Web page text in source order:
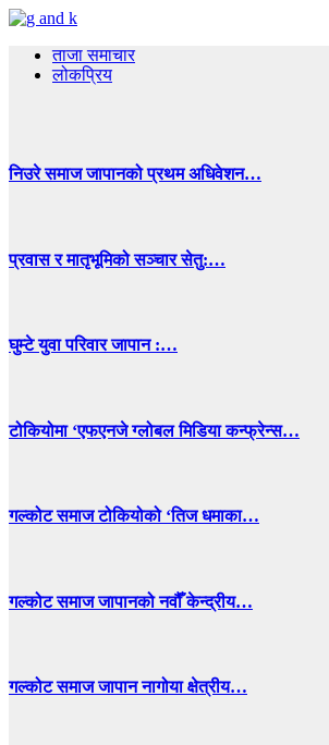
ताजा समाचार
लोकप्रिय
निउरे समाज जापानको प्रथम अधिवेशन…
प्रवास र मातृभूमिको सञ्चार सेतु:…
घुम्टे युवा परिवार जापान :…
टोकियोमा ‘एफएनजे ग्लोबल मिडिया कन्फ्रेन्स…
गल्कोट समाज टोकियोको ‘तिज धमाका…
गल्कोट समाज जापानको नवौँ केन्द्रीय…
गल्कोट समाज जापान नागोया क्षेत्रीय…